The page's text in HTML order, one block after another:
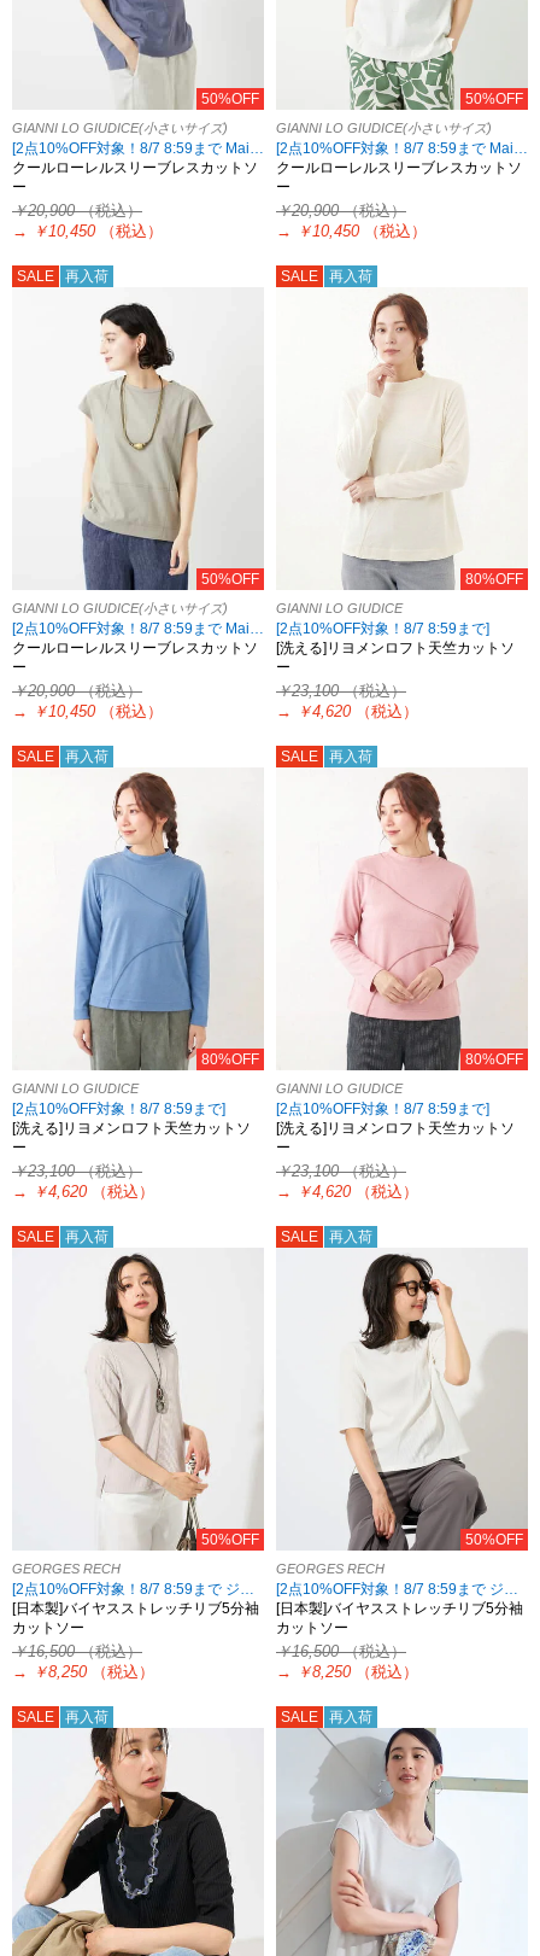
50%OFF
GIANNI LO GIUDICE(小さいサイズ)
[2点10%OFF対象！8/7 8:59まで Maison de CINQ限定]
クールローレルスリーブレスカットソ
ー
￥20,900（税込）
→
￥10,450 （税込）
50%OFF
GIANNI LO GIUDICE(小さいサイズ)
[2点10%OFF対象！8/7 8:59まで Maison de CINQ限定]
クールローレルスリーブレスカットソ
ー
￥20,900（税込）
→
￥10,450 （税込）
SALE 再入荷
50%OFF
GIANNI LO GIUDICE(小さいサイズ)
[2点10%OFF対象！8/7 8:59まで Maison de CINQ限定]
クールローレルスリーブレスカットソ
ー
￥20,900（税込）
→
￥10,450 （税込）
SALE 再入荷
80%OFF
GIANNI LO GIUDICE
[2点10%OFF対象！8/7 8:59まで]
[洗える]リヨメンロフト天竺カットソ
ー
￥23,100（税込）
→
￥4,620 （税込）
SALE 再入荷
80%OFF
GIANNI LO GIUDICE
[2点10%OFF対象！8/7 8:59まで]
[洗える]リヨメンロフト天竺カットソ
ー
￥23,100（税込）
→
￥4,620 （税込）
SALE 再入荷
80%OFF
GIANNI LO GIUDICE
[2点10%OFF対象！8/7 8:59まで]
[洗える]リヨメンロフト天竺カットソ
ー
￥23,100（税込）
→
￥4,620 （税込）
SALE 再入荷
50%OFF
GEORGES RECH
[日本製]バイヤスストレッチリブ5分袖
カットソー
￥16,500（税込）
→
￥8,250 （税込）
SALE 再入荷
50%OFF
GEORGES RECH
[日本製]バイヤスストレッチリブ5分袖
カットソー
￥16,500（税込）
→
￥8,250 （税込）
SALE 再入荷 SALE 再入荷